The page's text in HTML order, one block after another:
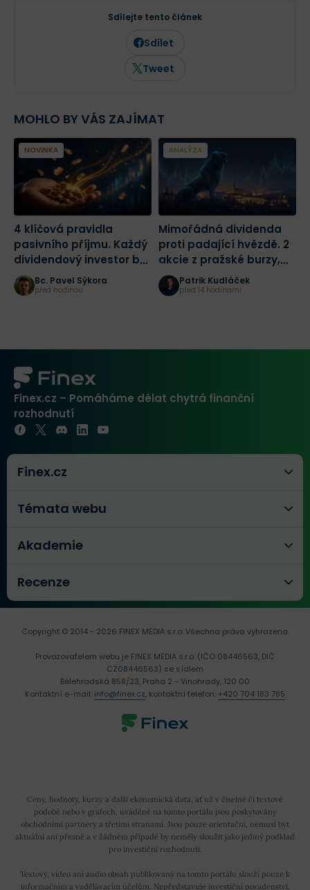
společnosti a value investice. Ve svých
článcích se věnuje investičním
strategiím, psychologii investování a
analýze jednotlivých akcií.
Sdílejte tento článek
Sdílet
Tweet
MOHLO BY VÁS ZAJÍMAT
NOVINKA
4 klíčová pravidla
pasivního příjmu. Každý
dividendový investor by
je měl znát
Bc. Pavel Sýkora
před hodinou
ANALÝZA
Mimořádná dividenda
proti padající hvězdě. 2
akcie z pražské burzy,
které rozdělily investory
Patrik Kudláček
před 14 hodinami
Finex.cz – Pomáháme dělat chytrá finanční
rozhodnutí
Finex.cz
Témata webu
Akademie
Recenze
Ceny, hodnoty, kurzy a další ekonomická data, ať už v číselné či textové
podobě nebo v grafech, uváděné na tomto portálu jsou poskytovány
obchodními partnery a třetími stranami. Jsou pouze orientační, nemusí být
aktuální ani přesné a v žádném případě by neměly sloužit jako jediný podklad
pro investiční rozhodnutí.
Textový, video ani audio obsah publikovaný na tomto portálu slouží pouze k
informačním a vzdělávacím účelům. Nepředstavuje investiční poradenství,
Copyright © 2014 - 2026 FINEX MEDIA s.r.o.Všechna práva vyhrazena.
Provozovatelem webu je FINEX MEDIA s.r.o. (IČO 08446563, DIČ
CZ08446563) se sídlem
Bělehradská 858/23, Praha 2 - Vinohrady, 120 00
Kontaktní e-mail: info@finex.cz, kontaktní telefon: +420 704 183 785